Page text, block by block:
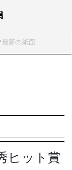
最新の紙面
ヒット賞